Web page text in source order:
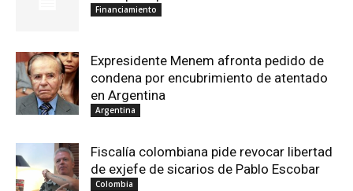
Financiamiento
Expresidente Menem afronta pedido de
condena por encubrimiento de atentado
en Argentina
Argentina
Fiscalía colombiana pide revocar libertad
de exjefe de sicarios de Pablo Escobar
Colombia